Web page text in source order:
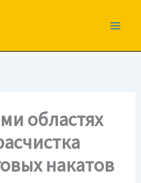
областях
накатов